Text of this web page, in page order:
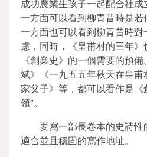
成功農業生孩子一起配合社成
一方面可以看到柳青昔時是
一方面也可以看到柳青昔時
慮，同時，《皇甫村的三年
《創業史》的一個需要的預
斌》《一九五五年秋天在皇
家父子》等，都可以看作是《
領”。
要寫一部長卷本的史詩
適合並且穩固的寫作地址。